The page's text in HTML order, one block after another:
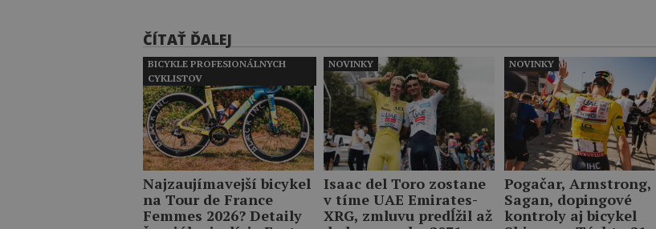
ČÍTAŤ ĎALEJ
Najzaujímavejší bicykel
na Tour de France
Femmes 2026? Detaily
BICYKLE PROFESIONÁLNYCH
CYKLISTOV
Isaac del Toro zostane
v tíme UAE Emirates-
XRG, zmluvu predĺžil až
NOVINKY
Pogačar, Armstrong,
Sagan, dopingové
kontroly aj bicykel
NOVINKY